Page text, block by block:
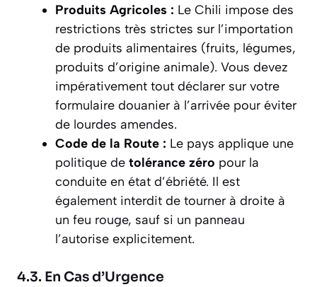
Produits Agricoles : Le Chili impose des
restrictions très strictes sur l’importation
de produits alimentaires (fruits, légumes,
produits d’origine animale). Vous devez
impérativement tout déclarer sur votre
formulaire douanier à l’arrivée pour éviter
de lourdes amendes.
Code de la Route : Le pays applique une
politique de tolérance zéro pour la
conduite en état d’ébriété. Il est
également interdit de tourner à droite à
un feu rouge, sauf si un panneau
l’autorise explicitement.
4.3. En Cas d’Urgence